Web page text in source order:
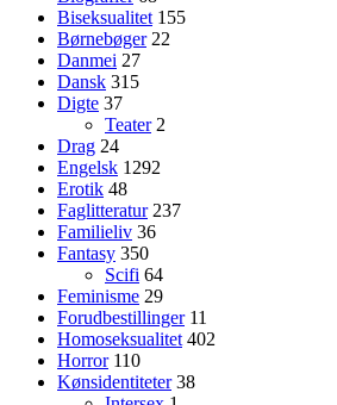
Biseksualitet 155
Børnebøger 22
Danmei 27
Dansk 315
Digte 37
Teater 2
Drag 24
Engelsk 1292
Erotik 48
Faglitteratur 237
Familieliv 36
Fantasy 350
Scifi 64
Feminisme 29
Forudbestillinger 11
Homoseksualitet 402
Horror 110
Kønsidentiteter 38